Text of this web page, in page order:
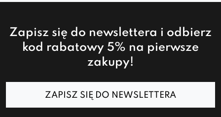
Zapisz się do newslettera i odbierz
kod rabatowy 5% na pierwsze
zakupy!
ZAPISZ SIĘ DO NEWSLETTERA